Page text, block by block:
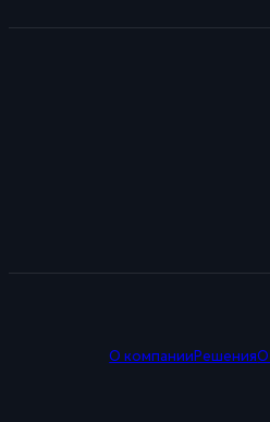
О компанииРешения